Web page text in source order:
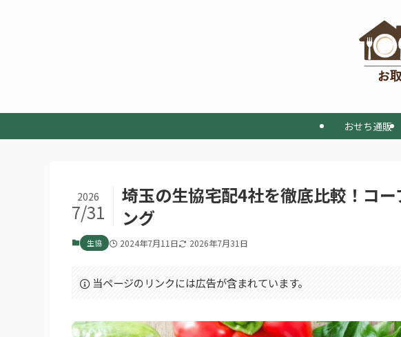
おせち通販
埼玉の生協宅配4社を徹底比較！コ
ング
2026
7/31
生協 2024年7月11日 2026年7月31日
当ページのリンクには広告が含まれています。